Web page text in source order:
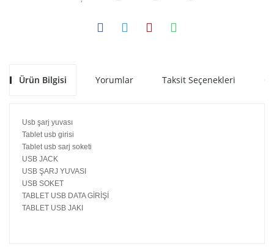
Ürün Bilgisi Yorumlar Taksit Seçenekleri
Usb şarj yuvası
Tablet usb girisi
Tablet usb sarj soketi
USB JACK
USB ŞARJ YUVASI
USB SOKET
TABLET USB DATA GİRİŞİ
TABLET USB JAKI